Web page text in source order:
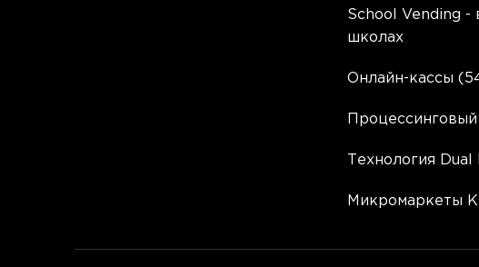
School Vending -
школах
Онлайн-кассы
Технология Dual
Микромаркеты